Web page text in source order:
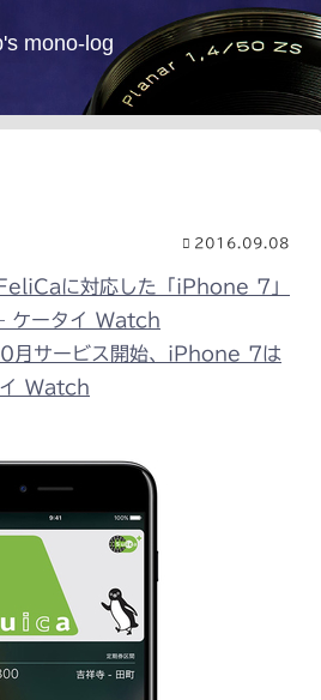
mono-log
2016.09.08
に対応した「iPhone 7」
ケータイ Watch
月サービス開始、iPhone 7は
Watch